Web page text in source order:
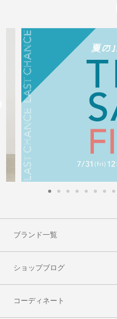
ブランド一覧
ショップブログ
コーディネート